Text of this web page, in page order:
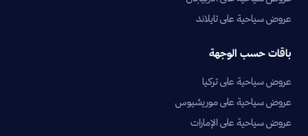
عروض سياحية على تايلاند
باقات حسب الوجهة
عروض سياحية على تركيا
عروض سياحية على موريشيوس
عروض سياحية على الإمارات